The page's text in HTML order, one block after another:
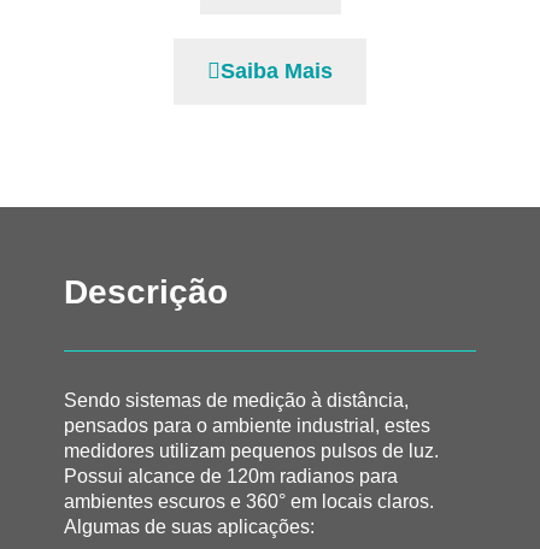
Saiba Mais
Descrição
Sendo sistemas de medição à distância,
pensados para o ambiente industrial, estes
medidores utilizam pequenos pulsos de luz.
Possui alcance de 120m radianos para
ambientes escuros e 360° em locais claros.
Algumas de suas aplicações: